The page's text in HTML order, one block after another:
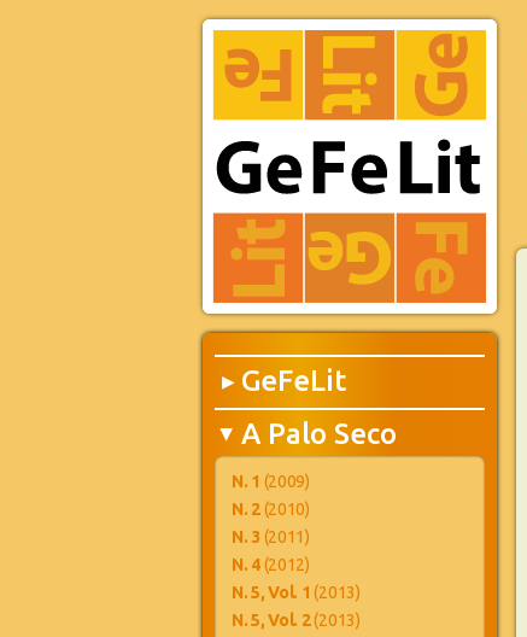
▶ GeFeLit
▶ A Palo Seco
N. 1 (2009)
N. 2(2010)
N. 3 (2011)
N. 4(2012)
N. 5, Vol. 1 (2013)
N. 5, Vol. 2(2013)